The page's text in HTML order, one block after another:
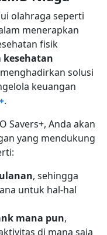
olahraga seperti
menerapkan
fisik
kesehatan
solusi
keuangan
.
Savers+, Anda akan
yang mendukung
, sehingga
untuk hal-hal
mana pun,
di mana saja